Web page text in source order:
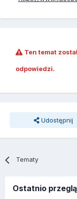
Ten temat
odpowiedzi.
Udostępnij
Tematy
Ostatnio